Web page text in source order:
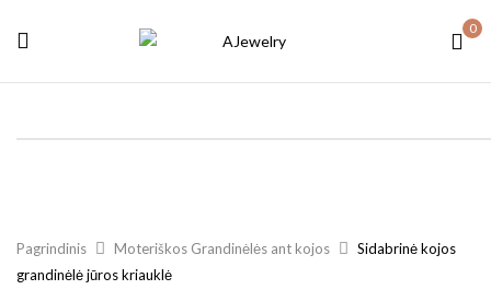
0
Pagrindinis Moteriškos Grandinėlės ant kojos
Sidabrinė kojos
grandinėlė jūros kriauklė